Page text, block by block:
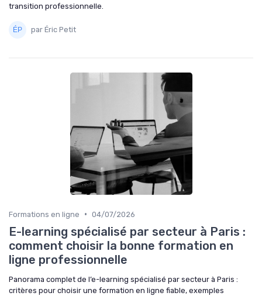
transition professionnelle.
par Éric Petit
Formations en ligne • 04/07/2026
E-learning spécialisé par secteur à Paris :
comment choisir la bonne formation en
ligne professionnelle
Panorama complet de l’e-learning spécialisé par secteur à Paris :
critères pour choisir une formation en ligne fiable, exemples